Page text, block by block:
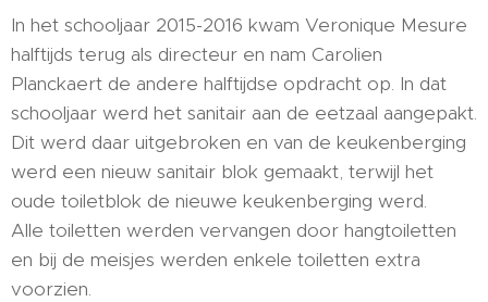
In het schooljaar 2015-2016 kwam Veronique Mesure
halftijds terug als directeur en nam Carolien
Planckaert de andere halftijdse opdracht op. In dat
schooljaar werd het sanitair aan de eetzaal aangepakt.
Dit werd daar uitgebroken en van de keukenberging
werd een nieuw sanitair blok gemaakt, terwijl het
oude toiletblok de nieuwe keukenberging werd.
Alle toiletten werden vervangen door hangtoiletten
en bij de meisjes werden enkele toiletten extra
voorzien.